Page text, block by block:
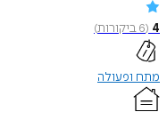
)